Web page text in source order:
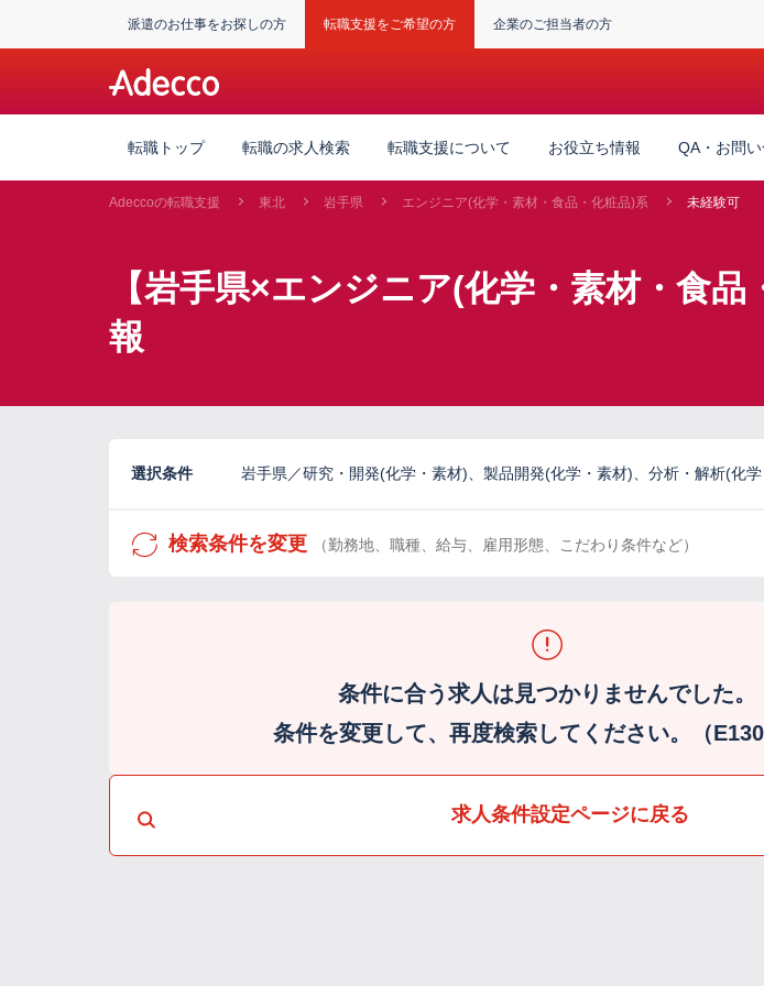
派遣のお仕事をお探しの方 転職支援をご希望の方 企業のご担当者の方
転職トップ 転職の求人検索 転職支援について お役立ち情報 QA・お問
Adeccoの転職支援 東北 岩手県 エンジニア(化学・素材・食品・化粧品)系 未経験可
【岩手県×エンジニア(化学・素材・食
報
選択条件 岩手県／研究・開発(化学・素材)、製品開発(化学・素材)、分析・解析(化
検索条件を変更 （勤務地、職種、給与、雇用形態、こだわり条件など）
条件に合う求人は見つかりませんでした。
条件を変更して、再度検索してください。（
求人条件設定ページに戻る